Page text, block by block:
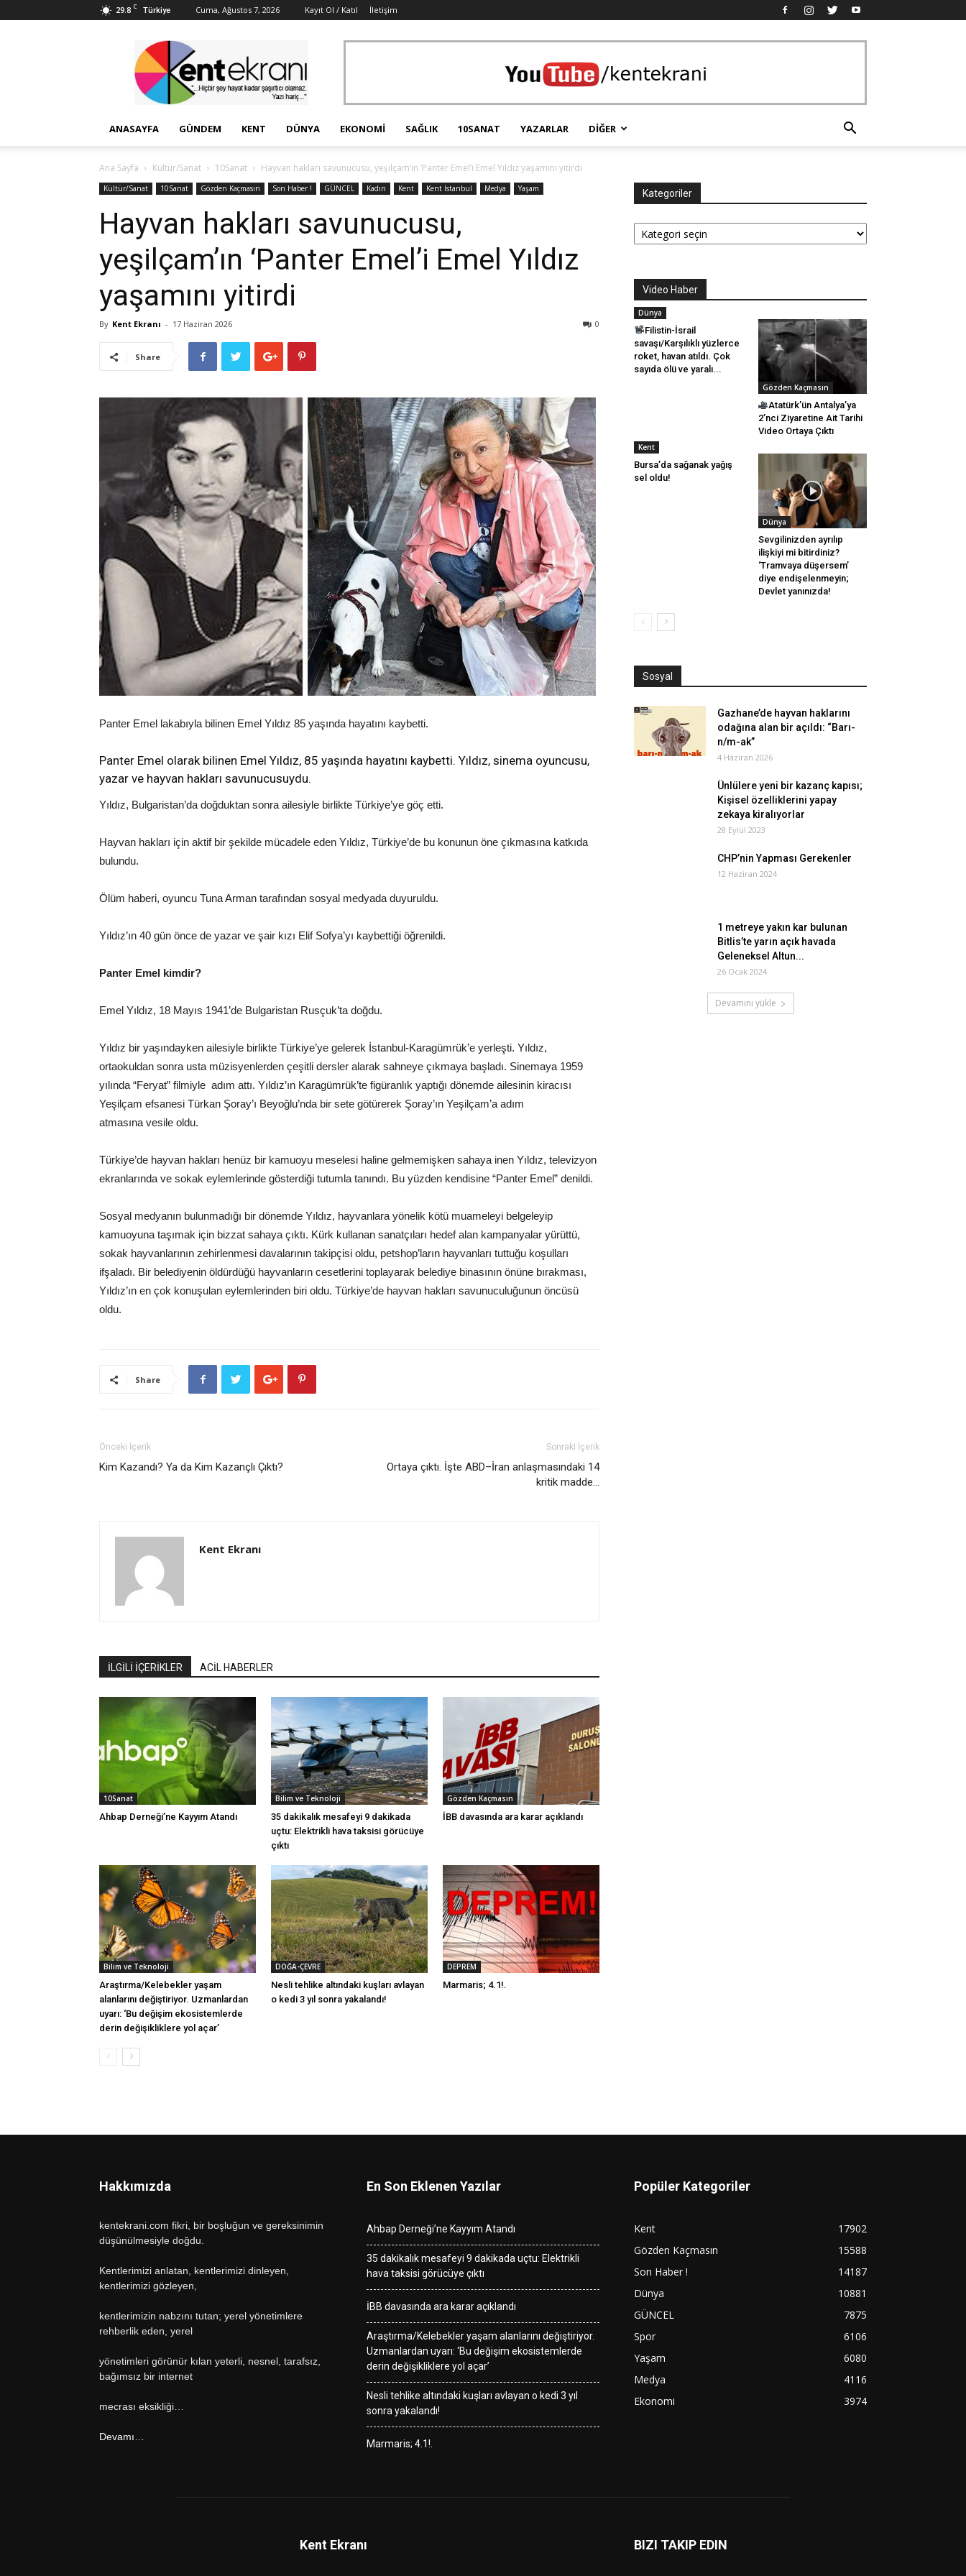
29.8 C Türkiye Cuma, Ağustos 7, 2026 Kayıt Ol / Katıl İletişim
Ekranı
ANASAYFA GÜNDEM KENT DÜNYA EKONOMI SAĞLIK 10SANAT YAZARLAR DIĞER
Ana Sayfa Kültür/Sanat 10Sanat Hayvan hakları savunucusu, yeşilçam’ın ‘Panter Emel’i Emel Yıldız yaşamını yitirdi
Kültür/Sanat 10Sanat Gözden Kaçmasın Son Haber ! GÜNCEL Kadın Kent Kent İstanbul Medya Yaşam
Hayvan hakları savunucusu,
yeşilçam’ın ‘Panter Emel’i Emel Yıldız
yaşamını yitirdi
By Kent Ekranı - 17 Haziran 2026 0
Share
Panter Emel lakabıyla bilinen Emel Yıldız 85 yaşında hayatını kaybetti.
Panter Emel olarak bilinen Emel Yıldız, 85 yaşında hayatını kaybetti. Yıldız, sinema oyuncusu,
yazar ve hayvan hakları savunucusuydu.
Yıldız, Bulgaristan’da doğduktan sonra ailesiyle birlikte Türkiye’ye göç etti.
Hayvan hakları için aktif bir şekilde mücadele eden Yıldız, Türkiye’de bu konunun öne çıkmasına katkıda
bulundu.
Ölüm haberi, oyuncu Tuna Arman tarafından sosyal medyada duyuruldu.
Yıldız’ın 40 gün önce de yazar ve şair kızı Elif Sofya’yı kaybettiği öğrenildi.
Panter Emel kimdir?
Emel Yıldız, 18 Mayıs 1941’de Bulgaristan Rusçuk’ta doğdu.
Yıldız bir yaşındayken ailesiyle birlikte Türkiye’ye gelerek İstanbul-Karagümrük’e yerleşti. Yıldız,
ortaokuldan sonra usta müzisyenlerden çeşitli dersler alarak sahneye çıkmaya başladı. Sinemaya 1959
yılında “Feryat” filmiyle adım attı. Yıldız’ın Karagümrük’te figüranlık yaptığı dönemde ailesinin kiracısı
Yeşilçam efsanesi Türkan Şoray’ı Beyoğlu’nda bir sete götürerek Şoray’ın Yeşilçam’a adım
atmasına vesile oldu.
Türkiye’de hayvan hakları henüz bir kamuoyu meselesi haline gelmemişken sahaya inen Yıldız, televizyon
ekranlarında ve sokak eylemlerinde gösterdiği tutumla tanındı. Bu yüzden kendisine “Panter Emel” denildi.
Sosyal medyanın bulunmadığı bir dönemde Yıldız, hayvanlara yönelik kötü muameleyi belgeleyip
kamuoyuna taşımak için bizzat sahaya çıktı. Kürk kullanan sanatçıları hedef alan kampanyalar yürüttü,
sokak hayvanlarının zehirlenmesi davalarının takipçisi oldu, petshop’ların hayvanları tuttuğu koşulları
ifşaladı. Bir belediyenin öldürdüğü hayvanların cesetlerini toplayarak belediye binasının önüne bırakması,
Yıldız’ın en çok konuşulan eylemlerinden biri oldu. Türkiye’de hayvan hakları savunuculuğunun öncüsü
oldu.
Share
Önceki İçerik
Kim Kazandı? Ya da Kim Kazançlı Çıktı?
Sonraki İçerik
Ortaya çıktı. İşte ABD–İran anlaşmasındaki 14
kritik madde…
Kent Ekranı
İLGİLİ İÇERİKLER ACİL HABERLER
10Sanat
Ahbap Derneği’ne Kayyım Atandı
Bilim ve Teknoloji
35 dakikalık mesafeyi 9 dakikada
uçtu: Elektrikli hava taksisi görücüye
çıktı
Gözden Kaçmasın
İBB davasında ara karar açıklandı
Bilim ve Teknoloji
Araştırma/Kelebekler yaşam
alanlarını değiştiriyor. Uzmanlardan
uyarı: ‘Bu değişim ekosistemlerde
derin değişikliklere yol açar’
DOĞA-ÇEVRE
Nesli tehlike altındaki kuşları avlayan
o kedi 3 yıl sonra yakalandı!
DEPREM
Marmaris; 4.1!.
Kategoriler
Kategoriler
Video Haber
Dünya
Filistin-İsrail
savaşı/Karşılıklı yüzlerce
roket, havan atıldı. Çok
sayıda ölü ve yaralı...
Gözden Kaçmasın
Atatürk’ün Antalya’ya
2’nci Ziyaretine Ait Tarihi
Video Ortaya Çıktı
Kent
Bursa’da sağanak yağış
sel oldu!
Dünya
Sevgilinizden ayrılıp
ilişkiyi mi bitirdiniz?
‘Tramvaya düşersem’
diye endişelenmeyin;
Devlet yanınızda!
Sosyal
Gazhane’de hayvan haklarını
odağına alan bir açıldı: “Barı-
n/m-ak”
4 Haziran 2026
Ünlülere yeni bir kazanç kapısı;
Kişisel özelliklerini yapay
zekaya kiralıyorlar
28 Eylül 2023
CHP’nin Yapması Gerekenler
12 Haziran 2024
1 metreye yakın kar bulunan
Bitlis’te yarın açık havada
Geleneksel Altun...
26 Ocak 2024
Devamını yükle
Hakkımızda
kentekrani.com fikri, bir boşluğun ve gereksinimin
düşünülmesiyle doğdu.
Kentlerimizi anlatan, kentlerimizi dinleyen,
kentlerimizi gözleyen,
kentlerimizin nabzını tutan; yerel yönetimlere
rehberlik eden, yerel
yönetimleri görünür kılan yeterli, nesnel, tarafsız,
bağımsız bir internet
mecrası eksikliği…
Devamı…
En Son Eklenen Yazılar
Ahbap Derneği’ne Kayyım Atandı
35 dakikalık mesafeyi 9 dakikada uçtu: Elektrikli
hava taksisi görücüye çıktı
İBB davasında ara karar açıklandı
Araştırma/Kelebekler yaşam alanlarını değiştiriyor.
Uzmanlardan uyarı: ‘Bu değişim ekosistemlerde
derin değişikliklere yol açar’
Nesli tehlike altındaki kuşları avlayan o kedi 3 yıl
sonra yakalandı!
Marmaris; 4.1!.
Popüler Kategoriler
Kent
17902
Gözden Kaçmasın
15588
Son Haber !
14187
Dünya
10881
GÜNCEL
7875
Spor
6106
Yaşam
6080
Medya
4116
Ekonomi
3974
Kent Ekranı BIZI TAKIP EDIN